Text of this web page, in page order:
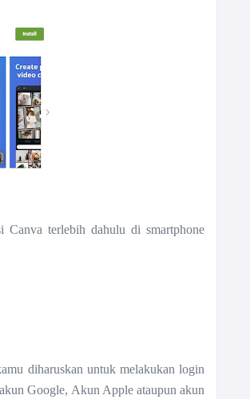
Canva terlebih dahulu di smartphone
diharuskan untuk melakukan login
Google, Akun Apple ataupun akun